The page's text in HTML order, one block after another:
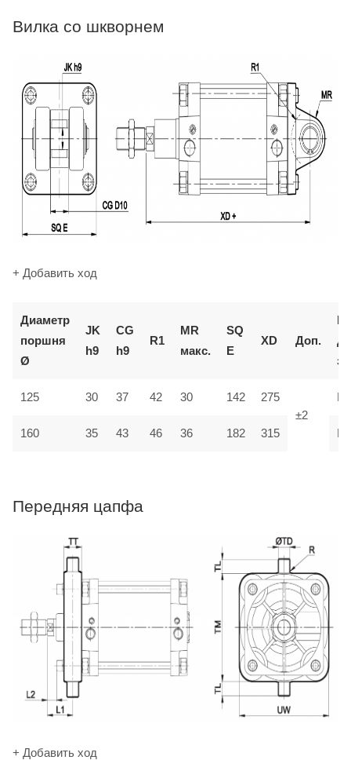
Вилка со шкворнем
+ Добавить ход
Диаметр
поршня
Ø
JK
h9
CG
h9
R1
MR
макс.
SQ
E
XD Доп.
125 30 37 42 30 142
275
±2
160 35 43 46 36 182 315
Передняя цапфа
+ Добавить ход